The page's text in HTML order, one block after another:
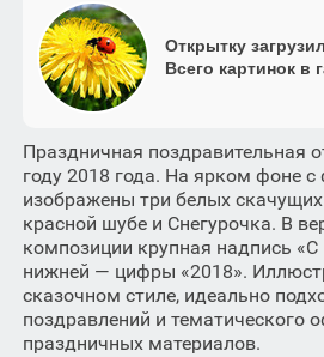
Открытку
Всего картинок в
Праздничная поздравительная
году 2018 года. На ярком фоне
изображены три белых
красной шубе и Снегурочка. В
композиции крупная надпись
нижней — цифры «2018».
сказочном стиле, идеально
поздравлений и тематического
праздничных материалов.